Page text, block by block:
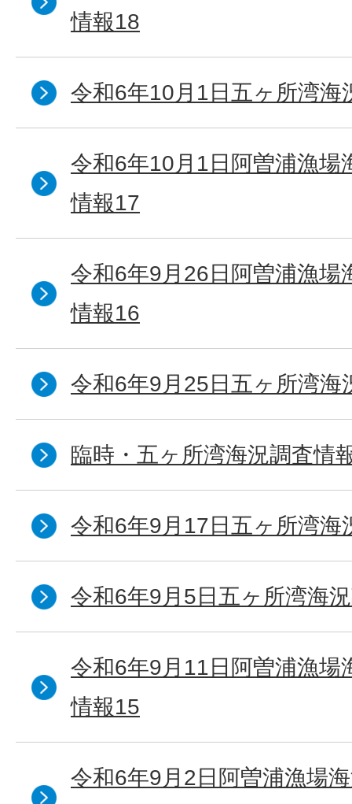
情報18
令和6年10月1日五ヶ所湾海
令和6年10月1日阿曽浦漁場
情報17
令和6年9月26日阿曽浦漁場
情報16
令和6年9月25日五ヶ所湾海
臨時・五ヶ所湾海況調査情
令和6年9月17日五ヶ所湾海
令和6年9月5日五ヶ所湾海
令和6年9月11日阿曽浦漁場
情報15
令和6年9月2日阿曽浦漁場